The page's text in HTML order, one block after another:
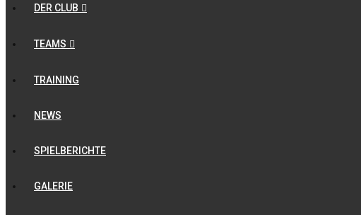
DER CLUB
TEAMS
TRAINING
NEWS
SPIELBERICHTE
GALERIE